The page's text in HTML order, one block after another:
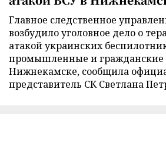
Главное следственное
возбудило уголовное дело о
атакой украинских
промышленные и гражданские
Нижнекамске, сообщила
представитель СК Светлана